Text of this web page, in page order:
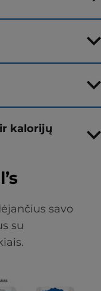
kalorijų
savo
su